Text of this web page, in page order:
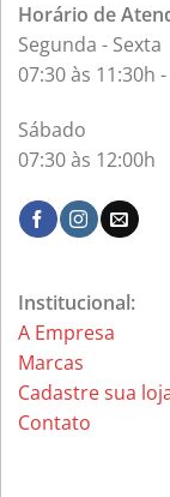
Horário de
Segunda - Sexta
07:30 às 11:30h
Sábado
07:30 às 12:00h
Institucional:
A Empresa
Marcas
Cadastre sua
Contato